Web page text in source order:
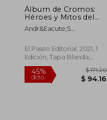
Álbum de Cromos:
Héroes y Mitos del
Deporte Mundial en
Tiempos sin Wikipedia
Andr&Eacute;S
El Paseo Editorial, 2021, 1
Edición, Tapa Blanda,
Nuevo